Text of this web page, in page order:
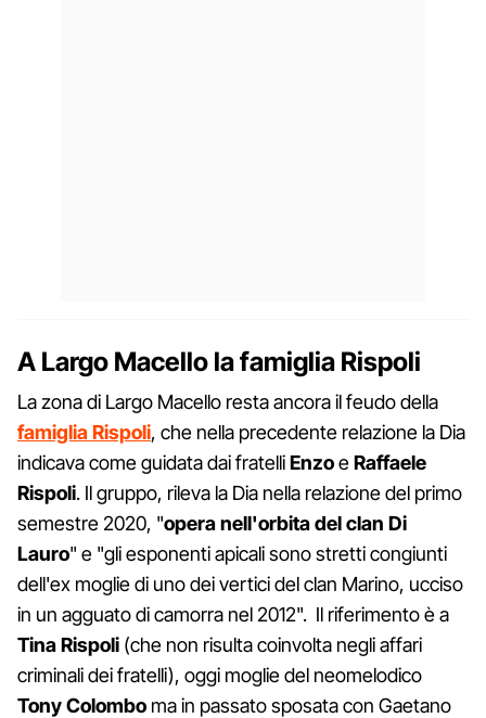
A Largo Macello la famiglia Rispoli
La zona di Largo Macello resta ancora il feudo della
famiglia Rispoli, che nella precedente relazione la Dia
indicava come guidata dai fratelliEnzoeRaffaele
Rispoli. Il gruppo, rileva la Dia nella relazione del primo
semestre 2020, "opera nell'orbita del clan Di
Lauro" e "gli esponenti apicali sono stretti congiunti
dell'ex moglie di uno dei vertici del clan Marino, ucciso
in un agguato di camorra nel 2012". Il riferimento è a
Tina Rispoli (che non risulta coinvolta negli affari
criminali dei fratelli), oggi moglie del neomelodico
Tony Colombo ma in passato sposata con Gaetano